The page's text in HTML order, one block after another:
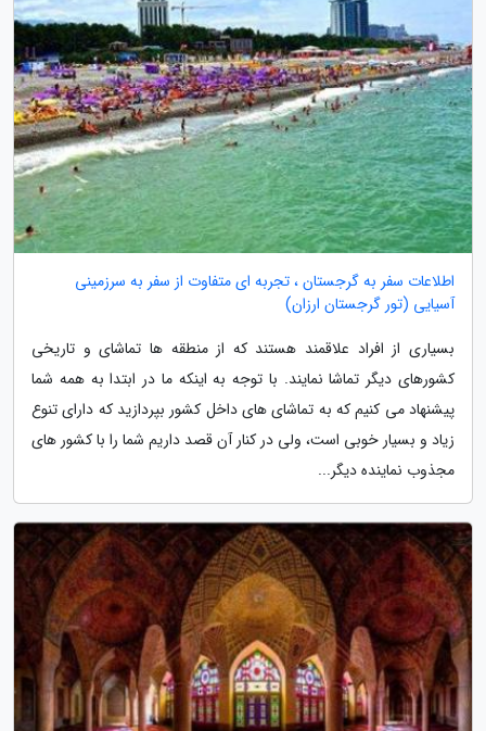
اطلاعات سفر به گرجستان ، تجربه ای متفاوت از سفر به سرزمینی
آسیایی (تور گرجستان ارزان)
بسیاری از افراد علاقمند هستند که از منطقه ها تماشای و تاریخی
کشورهای دیگر تماشا نمایند. با توجه به اینکه ما در ابتدا به همه شما
پیشنهاد می کنیم که به تماشای های داخل کشور بپردازید که دارای تنوع
زیاد و بسیار خوبی است، ولی در کنار آن قصد داریم شما را با کشور های
مجذوب نماینده دیگر...